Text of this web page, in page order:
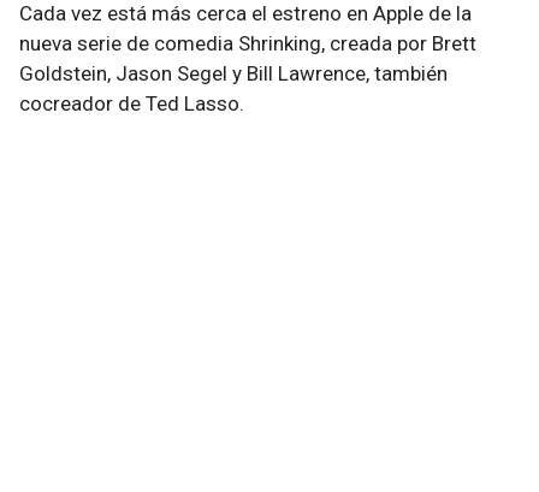
Cada vez está más cerca el estreno en Apple de la
nueva serie de comedia Shrinking, creada por Brett
Goldstein, Jason Segel y Bill Lawrence, también
cocreador de Ted Lasso.